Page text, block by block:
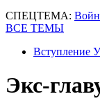
СПЕЦТЕМА:
ВСЕ ТЕМЫ
Вступление
Экс-